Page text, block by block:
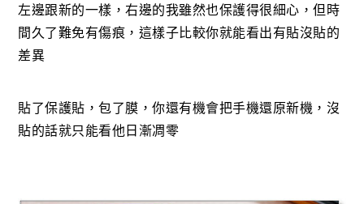
左邊跟新的一樣，右邊的我雖然也保護得很細心，但時
間久了難免有傷痕，這樣子比較你就能看出有貼沒貼的
差異
貼了保護貼，包了膜，你還有機會把手機還原新機，沒
貼的話就只能看他日漸凋零